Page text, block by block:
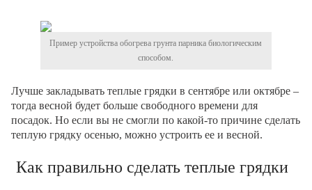
Пример устройства обогрева грунта парника биологическим
способом.
Лучше закладывать теплые грядки в сентябре или октябре –
тогда весной будет больше свободного времени для
посадок. Но если вы не смогли по какой-то причине сделать
теплую грядку осенью, можно устроить ее и весной.
Как правильно сделать теплые грядки